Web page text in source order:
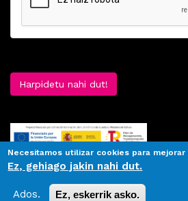
Harpidetu nahi dut!
Necesitamos utilizar cookies para
Ez, gehiago jakin nahi dut.
Ados. Ez, eskerrik asko.